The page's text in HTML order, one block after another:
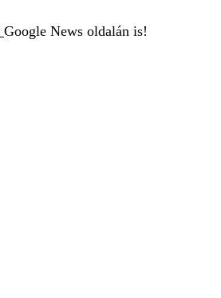
Google News oldalán is!